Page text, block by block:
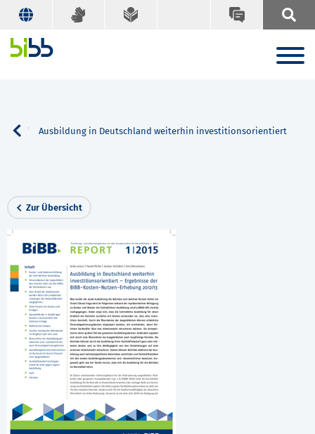
Ausbildung in Deutschland weiterhin investitionsorientiert
Zur Übersicht